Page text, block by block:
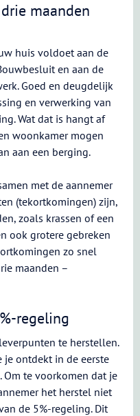
maanden
huis voldoet aan de
en aan de
Goed en deugdelijk
en verwerking van
Wat dat is hangt af
woonkamer mogen
aan een berging.
met de aannemer
(tekortkomingen) zijn,
zoals krassen of een
ook grotere gebreken
zo snel
maanden –
regeling
te herstellen.
ontdekt in de eerste
te voorkomen dat je
het herstel niet
de 5%-regeling. Dit